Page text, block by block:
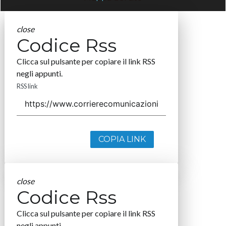
close
Codice Rss
Clicca sul pulsante per copiare il link RSS
negli appunti.
RSS link
COPIA LINK
close
Codice Rss
Clicca sul pulsante per copiare il link RSS